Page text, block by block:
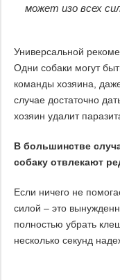
может изо всех
Универсальной
Одни собаки могут
команды хозяина,
случае достаточно
хозяин удалит
В большинстве
собаку отвлекают
Если ничего не
силой – это
полностью убрать
несколько секунд